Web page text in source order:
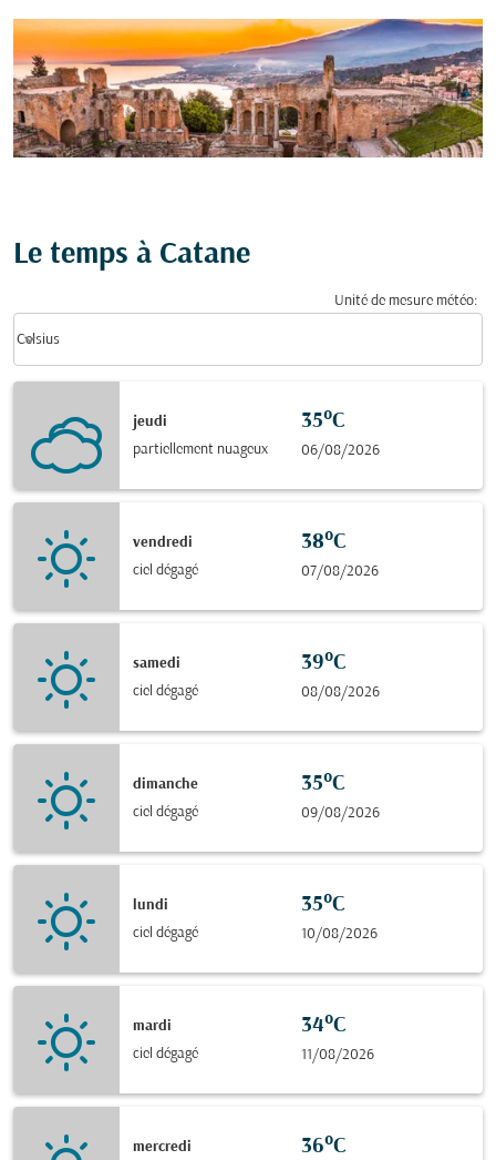
Le temps à Catane
Unité de mesure météo:
Celsius
keyboard_arrow_down
jeudi
partiellement nuageux
35°C
06/08/2026
vendredi
ciel dégagé
38°C
07/08/2026
samedi
ciel dégagé
39°C
08/08/2026
dimanche
ciel dégagé
35°C
09/08/2026
lundi
ciel dégagé
35°C
10/08/2026
mardi
ciel dégagé
34°C
11/08/2026
mercredi
36°C